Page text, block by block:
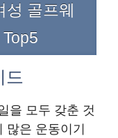
골프웨
드
을 모두 갖춘 것
많은 운동이기